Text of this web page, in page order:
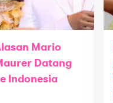
Mario
Datang
Indonesia